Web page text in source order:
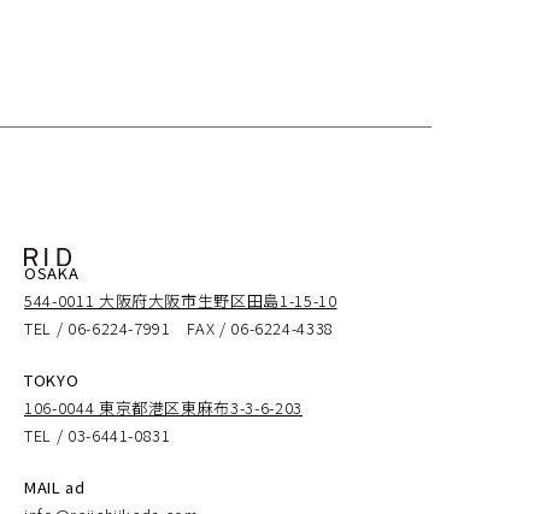
unconsciously.
In human life, the omens of what is yet to come —
phenomena or sense that lies before events unfold,
in nature or among people — The very “Indication”
that herald the rise of community.
It is unstable being, yet something is destined is sure
傾けられ、その方向は太陽の位置を示唆し、人間の生
な関係を持ち、集落が立ち現れる。
-
Moulding the Arc.
人類の無意識的な造形は丸と考えても良いのかもしれ
ない。
作、暮らし、コミュニティの始まりをトレースしてい
る。
人の暮らしの、先々に起こる出来事や状態についての
OSAKA
544-0011 大阪府大阪市生野区田島1-15-10
TEL / 06-6224-7991 FAX / 06-6224-4338
TOKYO
106-0044 東京都港区東麻布3-3-6-203
TEL / 03-6441-0831
MAIL ad